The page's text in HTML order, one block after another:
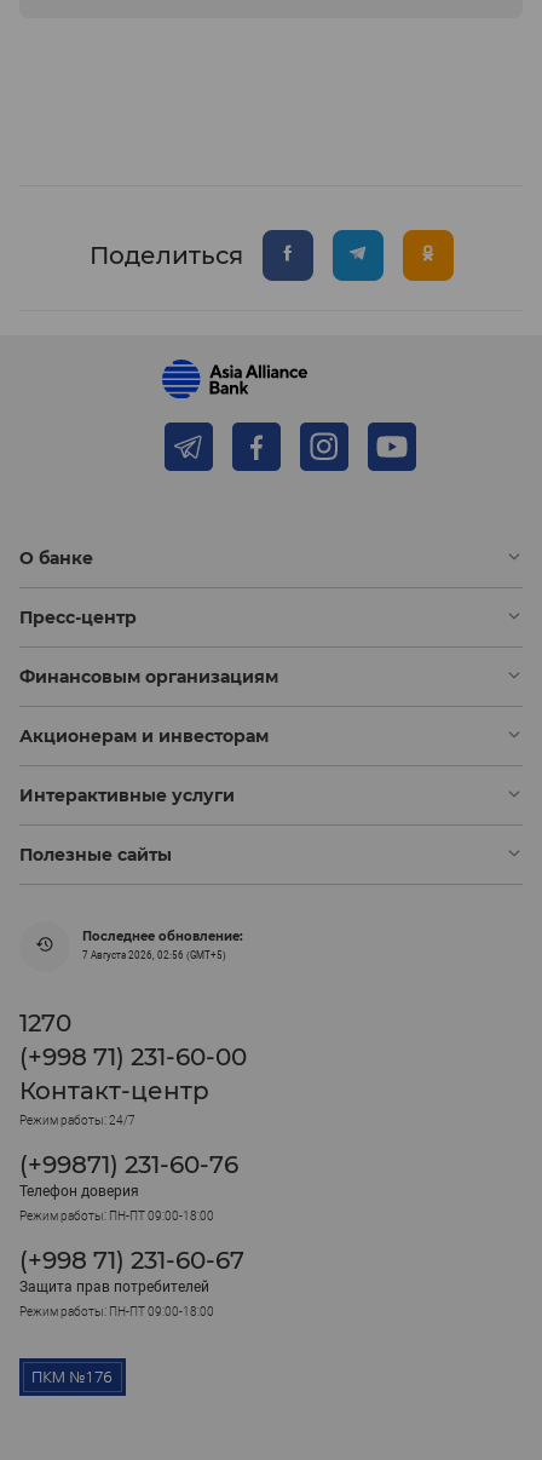
Поделиться
О банке
Пресс-центр
Финансовым организациям
Акционерам и инвесторам
Интерактивные услуги
Полезные сайты
Последнее обновление:
7 Августа 2026, 02:56 (GMT+5)
1270
(+998 71) 231-60-00
Контакт-центр
Режим работы: 24/7
(+99871) 231-60-76
Телефон доверия
Режим работы: ПН-ПТ 09:00-18:00
(+998 71) 231-60-67
Защита прав потребителей
Режим работы: ПН-ПТ 09:00-18:00